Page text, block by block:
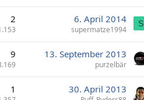
2 6. April 2014
supermatze1994
S
9 13. September 2013
purzelbär
1 30. April 2013